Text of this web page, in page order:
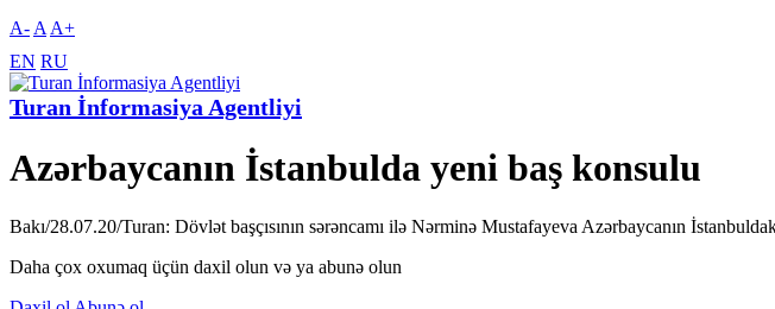
A- A A+
EN RU
Turan İnformasiya Agentliyi
Azərbaycanın İstanbulda yeni baş konsulu
Bakı/28.07.20/Turan: Dövlət başçısının sərəncamı ilə Nərminə Mustafayeva Azərbaycanın
Daha çox oxumaq üçün daxil olun və ya abunə olun